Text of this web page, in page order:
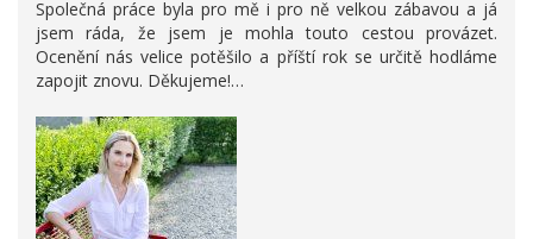
Společná práce byla pro mě i pro ně velkou zábavou a já
jsem ráda, že jsem je mohla touto cestou provázet.
Ocenění nás velice potěšilo a příští rok se určitě hodláme
zapojit znovu. Děkujeme!…